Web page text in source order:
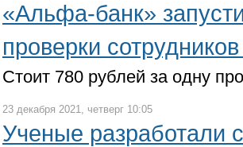
«Альфа-банк»
проверки
Стоит 780 рублей за одну
23 декабря 2021, четверг 10:05
Ученые разработали